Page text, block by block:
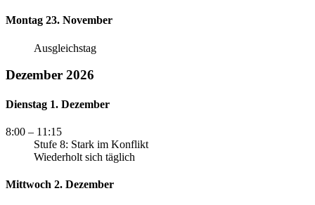
Montag 23. November
Ausgleichstag
Dezember 2026
Dienstag 1. Dezember
8:00 – 11:15
Stufe 8: Stark im Konflikt
Wiederholt sich täglich
Mittwoch 2. Dezember